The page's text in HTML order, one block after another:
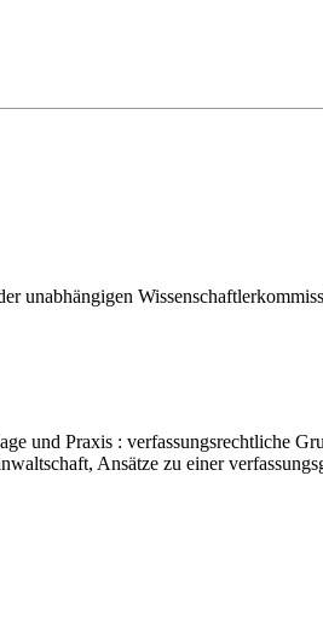
unabhängigen
und Praxis : verfassungsrechtliche
Ansätze zu einer